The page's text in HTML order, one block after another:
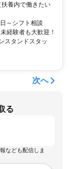
養内で働きたい
～シフト相談
経験者も大歓迎！
スタンドスタッ
次へ
る
なども配信しま